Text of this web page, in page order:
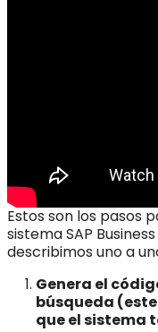
Estos son los pasos
sistema SAP
describimos uno a
Genera el
búsqueda
que el sistema